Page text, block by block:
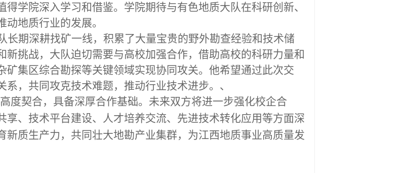
学院深入学习和借鉴。学院期待与有色地质大队在科研创新、
地质行业的发展。
长期深耕找矿一线，积累了大量宝贵的野外勘查经验和技术储
新挑战，大队迫切需要与高校加强合作，借助高校的科研力量和
矿集区综合勘探等关键领域实现协同攻关。他希望通过此次交
系，共同攻克技术难题，推动行业技术进步。 、
度契合，具备深厚合作基础。未来双方将进一步强化校企合
享、技术平台建设、人才培养交流、先进技术转化应用等方面深
新质生产力，共同壮大地勘产业集群，为江西地质事业高质量发